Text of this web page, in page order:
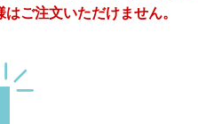
ご注文いただけません。